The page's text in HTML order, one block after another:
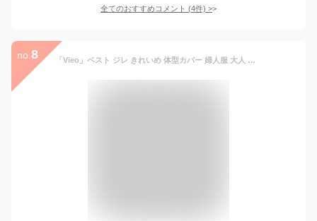
全てのおすすめコメント (4件) >
no. 8 「Vieo」ベスト ジレ きれいめ 体型カバー 婦人服 大人 上品 着回し 40代 50代 60代 レディース お洒落 フリーサイズ あったか ゆったり レディースファッション Vieo